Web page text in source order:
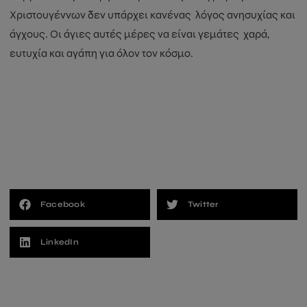
Χριστουγέννων δεν υπάρχει κανένας λόγος ανησυχίας και
άγχους. Οι άγιες αυτές μέρες να είναι γεμάτες χαρά,
ευτυχία και αγάπη για όλον τον κόσμο.
Facebook Twitter
LinkedIn
ανώνυμη και εθελοντική,δεν συλλέγει
προσωπικά δεδομένα και τα αποτελέσματα
θα παρουσιαστούν αποκλειστικά σε